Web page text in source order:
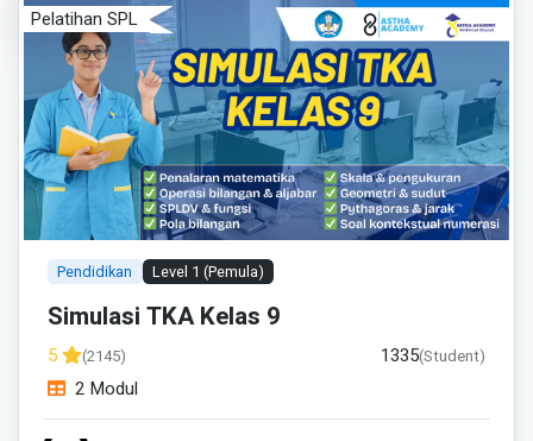
Pelatihan SPL
Pendidikan Level 1 (Pemula)
Simulasi TKA Kelas 9
5 (2145) 1335(Student)
2 Modul